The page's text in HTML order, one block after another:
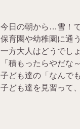
今日の朝から…雪！
保育園や幼稚園に通
一方大人はどうでし
「積もったらやだ
子ども達の「なんで
子ども達を見習って